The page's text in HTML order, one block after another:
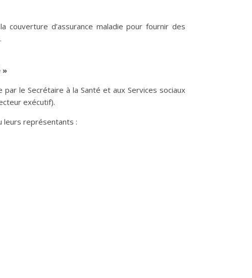
d’assurance maladie pour fournir des
»
le Secrétaire à la Santé et aux Services sociaux
exécutif).
leurs représentants :